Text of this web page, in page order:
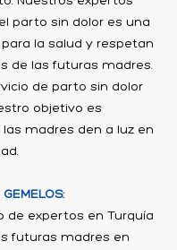
parto sin dolor es una
la salud y respetan
de las futuras madres.
de parto sin dolor
objetivo es
madres den a luz en
de expertos en Turquía
futuras madres en